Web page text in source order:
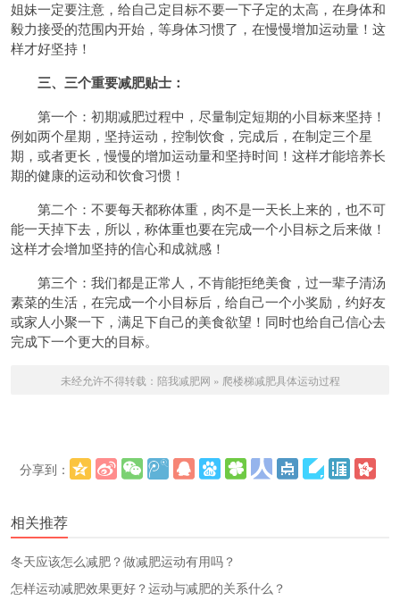
姐妹一定要注意，给自己定目标不要一下子定的太高，在身体和
毅力接受的范围内开始，等身体习惯了，在慢慢增加运动量！这
样才好坚持！
三、三个重要减肥贴士：
第一个：初期减肥过程中，尽量制定短期的小目标来坚持！
例如两个星期，坚持运动，控制饮食，完成后，在制定三个星
期，或者更长，慢慢的增加运动量和坚持时间！这样才能培养长
期的健康的运动和饮食习惯！
第二个：不要每天都称体重，肉不是一天长上来的，也不可
能一天掉下去，所以，称体重也要在完成一个小目标之后来做！
这样才会增加坚持的信心和成就感！
第三个：我们都是正常人，不肯能拒绝美食，过一辈子清汤
素菜的生活，在完成一个小目标后，给自己一个小奖励，约好友
或家人小聚一下，满足下自己的美食欲望！同时也给自己信心去
完成下一个更大的目标。
未经允许不得转载： 陪我减肥网 » 爬楼梯减肥具体运动过程
分享到：
相关推荐
冬天应该怎么减肥？做减肥运动有用吗？
怎样运动减肥效果更好？运动与减肥的关系什么？